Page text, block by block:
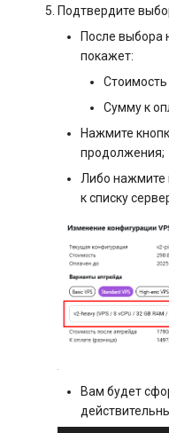
Подтвердите
После выбора
покажет:
Сумму к
Нажмите
продолжения;
Либо нажмите
к списку
Вам будет